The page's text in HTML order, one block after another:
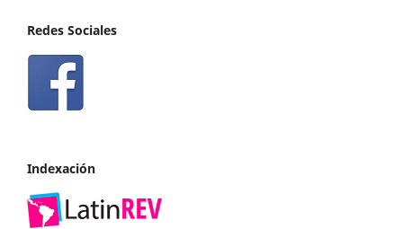
Redes Sociales
Indexación